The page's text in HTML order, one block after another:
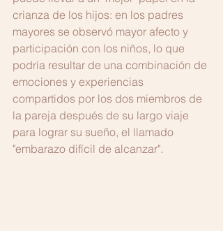
crianza de los hijos: en los padres
mayores se observó mayor afecto y
participación con los niños, lo que
podría resultar de una combinación de
emociones y experiencias
compartidos por los dos miembros de
la pareja después de su largo viaje
para lograr su sueño, el llamado
"embarazo difícil de alcanzar".